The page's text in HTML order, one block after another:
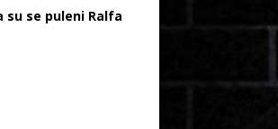
se puleni Ralfa